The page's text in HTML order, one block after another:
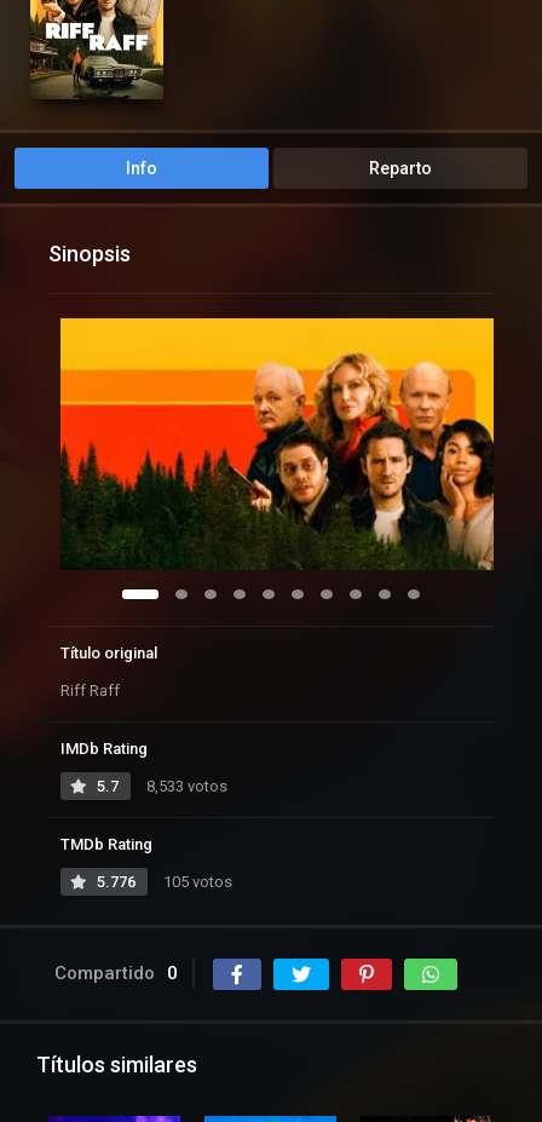
Info Reparto
Sinopsis
Título original
Riff Raff
IMDb Rating
5.7 8,533 votos
TMDb Rating
5.776 105 votos
Compartido 0
Títulos similares